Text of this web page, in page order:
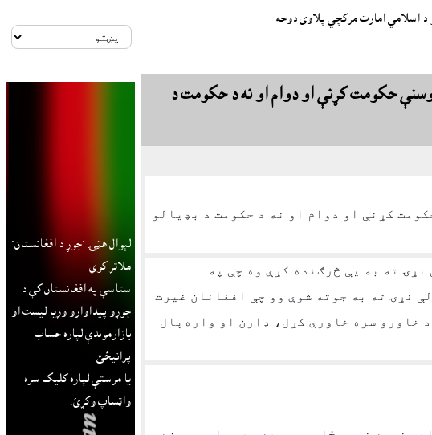
د اسلامي امارت مرکچي پلاوى دوحه
حکومت کړنې او دوام او نه د حکومت د
کړنې او دوام او نه د حکومت د بډيالو
ته به يې څرګنده کړې وه چې په
نړۍ ته به جوته شوې وو چې افغانان غيرت
خاورو سره خاورې کړل، ډارن او واره‌پال
لېوال هټۍ "جوړ د افغانستان"
ملاتړ کوي
ستاسې په افغانستان کې د
جوړو پيداوارو وړيا ليست او
بازارموندې لپاره حساب
پرانيځئ
يا مرستې لپاره کليک سره
واټساپ وکړئ.